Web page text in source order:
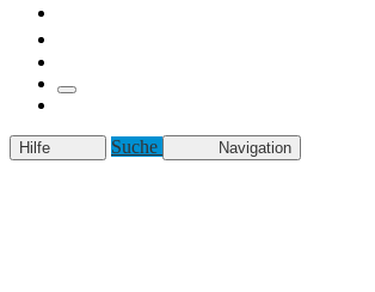
Hilfe Suche Navigation